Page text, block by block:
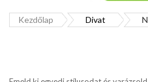
Kezdőlap Divat